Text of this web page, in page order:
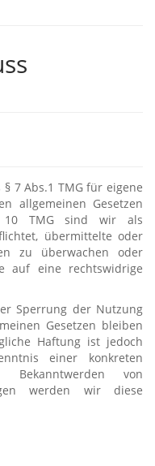
7 Abs.1 TMG für eigene
allgemeinen Gesetzen
10 TMG sind wir als
übermittelte oder
zu überwachen oder
auf eine rechtswidrige
Sperrung der Nutzung
Gesetzen bleiben
Haftung ist jedoch
einer konkreten
Bekanntwerden von
werden wir diese